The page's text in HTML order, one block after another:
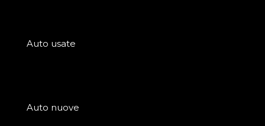
Auto usate
Auto nuove